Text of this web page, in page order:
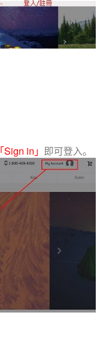
「Sign in」 即可登入。